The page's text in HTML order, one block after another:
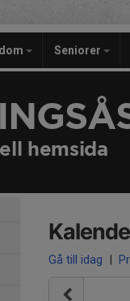
Seniorer
hemsida
Gå till idag |